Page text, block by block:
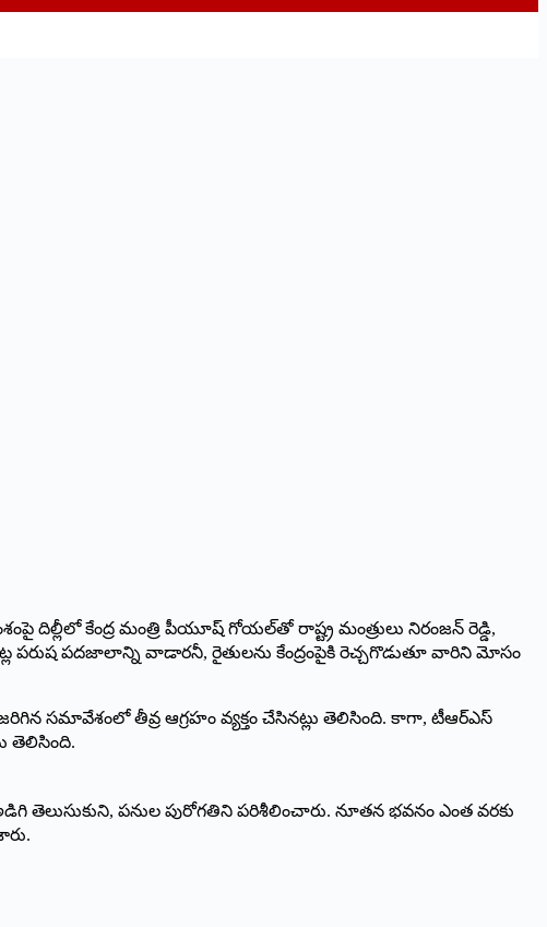
దిల్లీలో కేంద్ర మంత్రి పీయూష్‌ ‌గోయల్‌తో రాష్ట్ర మంత్రులు నిరంజన్‌ ‌రెడ్డి,
పరుష పదజాలాన్ని వాడారనీ, రైతులను కేంద్రంపైకి రెచ్చగొడుతూ వారిని మోసం
సమావేశంలో తీవ్ర ఆగ్రహం వ్యక్తం చేసినట్లు తెలిసింది. కాగా, టీఆర్‌ఎస్‌
తెలిసింది.
తెలుసుకుని, పనుల పురోగతిని పరిశీలించారు. నూతన భవనం ఎంత వరకు